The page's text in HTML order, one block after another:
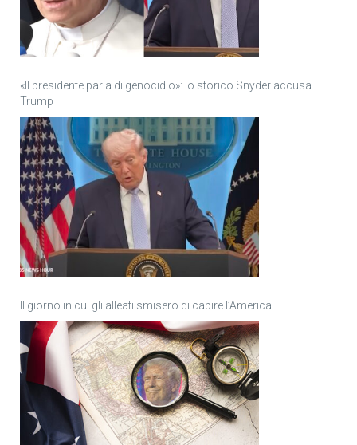
«Il presidente parla di genocidio»: lo storico Snyder accusa
Trump
Il giorno in cui gli alleati smisero di capire l’America